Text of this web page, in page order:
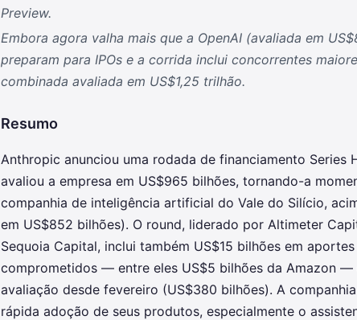
Preview.
Embora agora valha mais que a OpenAI (avaliada em
preparam para IPOs e a corrida inclui concorrentes
combinada avaliada em US$1,25 trilhão.
Resumo
Anthropic anunciou uma rodada de financiamento Series
avaliou a empresa em US$965 bilhões, tornando-a
companhia de inteligência artificial do Vale do Silício,
em US$852 bilhões). O round, liderado por Altimeter
Sequoia Capital, inclui também US$15 bilhões em
comprometidos — entre eles US$5 bilhões da Amazon —
avaliação desde fevereiro (US$380 bilhões). A
rápida adoção de seus produtos, especialmente o